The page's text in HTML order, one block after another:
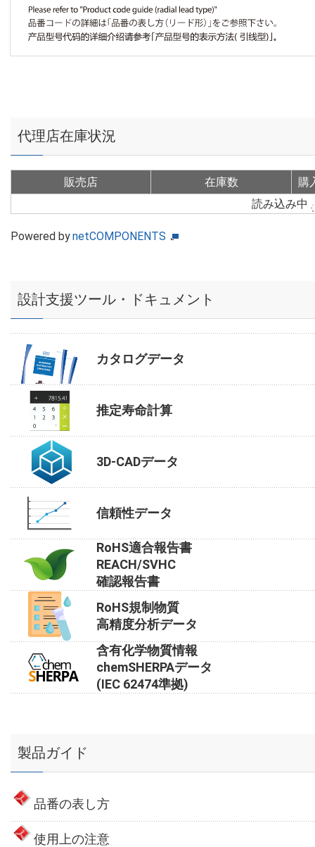
代理店在庫状況
販売店 在庫数
購
読み込み中
Powered bynetCOMPONENTS
設計支援ツール・ドキュメント
カタログデータ
推定寿命計算
3D-CADデータ
信頼性データ
RoHS適合報告書
REACH/SVHC
確認報告書
RoHS規制物質
高精度分析データ
含有化学物質情報
chemSHERPAデータ
(IEC 62474準拠)
製品ガイド
品番の表し方
使用上の注意